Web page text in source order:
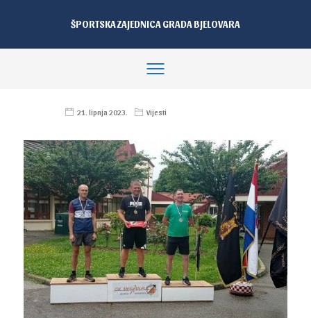
ŠPORTSKA ZAJEDNICA GRADA BJELOVARA
21. lipnja 2023. Vijesti